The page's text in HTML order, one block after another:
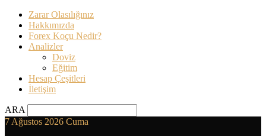
Zarar Olasılığınız
Hakkımızda
Forex Koçu Nedir?
Analizler
Doviz
Eğitim
Hesap Çeşitleri
İletişim
ARA
7 Ağustos 2026 Cuma